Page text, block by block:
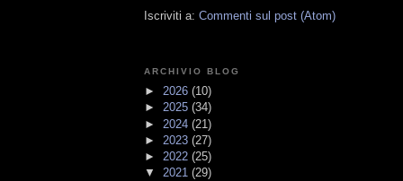
Iscriviti a: Commenti sul post (Atom)
ARCHIVIO BLOG
► 2026 (10)
► 2025 (34)
► 2024 (21)
► 2023 (27)
► 2022 (25)
▼ 2021 (29)